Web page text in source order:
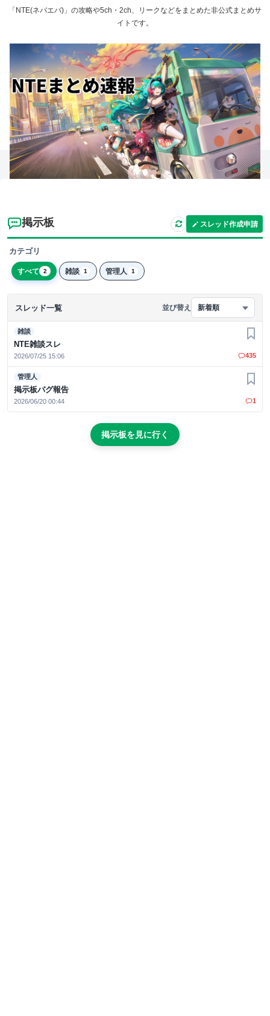
「NTE(ネバエバ)」の攻略や5ch・2ch、リークなどをまとめた非公式まとめサ
イトです。
掲示板 スレッド作成申請
カテゴリ
すべて 2 雑談 1 管理人 1
スレッド一覧 並び替え 新着順
雑談
NTE雑談スレ
2026/07/25 15:06
お気
435
管理人
掲示板バグ報告
2026/06/20 00:44
お気
1
掲示板を見に行く